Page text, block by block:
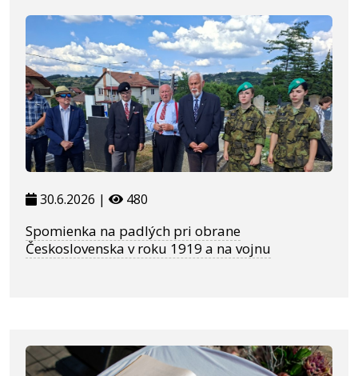
30.6.2026 | 480
Spomienka na padlých pri obrane
Československa v roku 1919 a na vojnu